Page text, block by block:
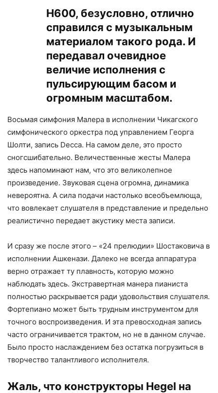
H600, безусловно, отлично
справился с музыкальным
материалом такого рода. И
передавал очевидное
величие исполнения с
пульсирующим басом и
огромным масштабом.
Восьмая симфония Малера в исполнении Чикагского
симфонического оркестра под управлением Георга
Шолти, запись Decca. На самом деле, это просто
сногсшибательно. Величественные жесты Малера
здесь напоминают нам, что это великолепное
произведение. Звуковая сцена огромна, динамика
невероятна. А сила подачи настолько всеобъемлюща,
что вовлекает слушателя в представление и предельно
реалистично передает акустику места записи.
И сразу же после этого – «24 прелюдии» Шостаковича в
исполнении Ашкенази. Далеко не всегда аппаратура
верно отражает ту плавность, которую можно
наблюдать здесь. Экстравертная манера пианиста
полностью раскрывается ради удовольствия слушателя.
Фортепиано может быть трудным инструментом для
точного воспроизведения. И эта превосходная запись
часто ограничивается трактом, но не в данном случае.
Было просто наслаждением без остатка погрузиться в
творчество талантливого исполнителя.
Жаль, что конструкторы Hegel на